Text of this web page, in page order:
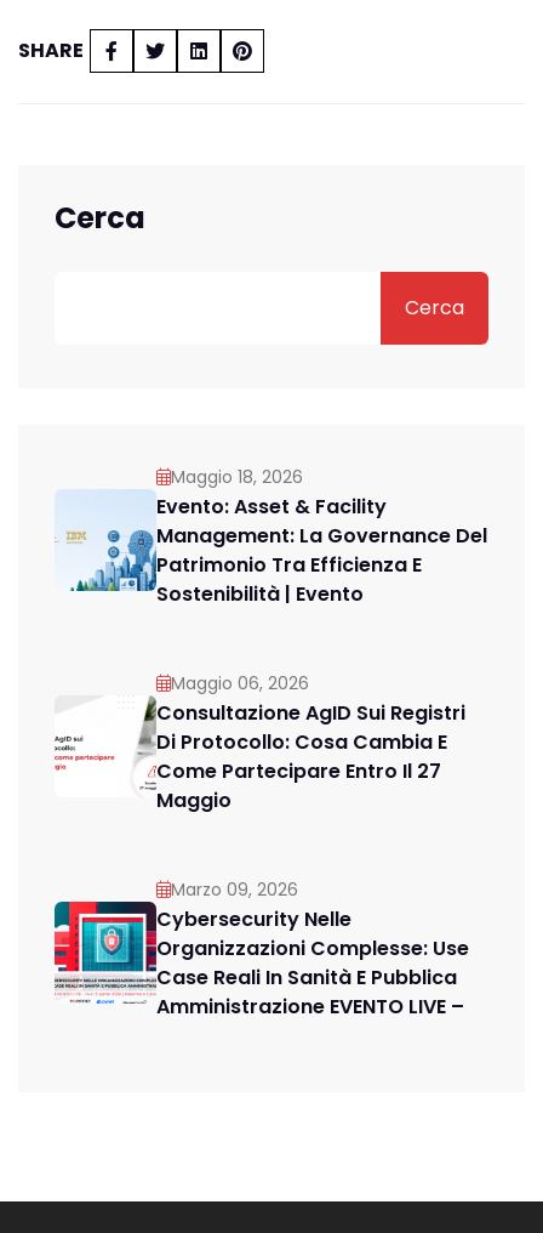
SHARE
Cerca
Cerca
Maggio 18, 2026
Evento: Asset & Facility
Management: La Governance Del
Patrimonio Tra Efficienza E
Sostenibilità | Evento
Maggio 06, 2026
Consultazione AgID Sui Registri
Di Protocollo: Cosa Cambia E
Come Partecipare Entro Il 27
Maggio
Marzo 09, 2026
Cybersecurity Nelle
Organizzazioni Complesse: Use
Case Reali In Sanità E Pubblica
Amministrazione EVENTO LIVE –